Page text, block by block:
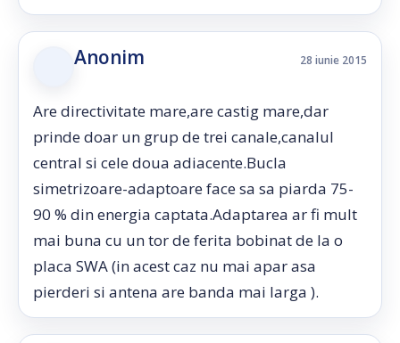
Anonim 28 iunie 2015
Are directivitate mare,are castig mare,dar
prinde doar un grup de trei canale,canalul
central si cele doua adiacente.Bucla
simetrizoare-adaptoare face sa sa piarda 75-
90 % din energia captata.Adaptarea ar fi mult
mai buna cu un tor de ferita bobinat de la o
placa SWA (in acest caz nu mai apar asa
pierderi si antena are banda mai larga ).